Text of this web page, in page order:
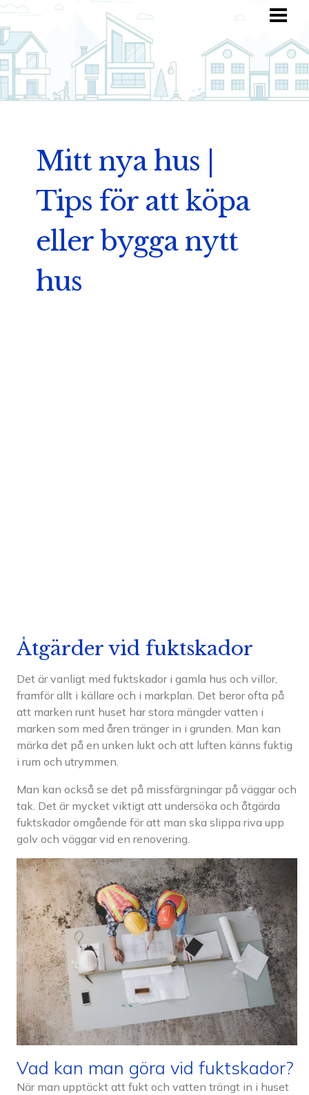
HITTA INSPIRATION
TOTALKOSTNAD
ANVÄND DIN FANTASI
Mitt nya hus |
Tips för att köpa
eller bygga nytt
hus
Åtgärder vid fuktskador
Det är vanligt med fuktskador i gamla hus och villor,
framför allt i källare och i markplan. Det beror ofta på
att marken runt huset har stora mängder vatten i
marken som med åren tränger in i grunden. Man kan
märka det på en unken lukt och att luften känns fuktig
i rum och utrymmen.
Man kan också se det på missfärgningar på väggar och
tak. Det är mycket viktigt att undersöka och åtgärda
fuktskador omgående för att man ska slippa riva upp
golv och väggar vid en renovering.
Vad kan man göra vid fuktskador?
När man upptäckt att fukt och vatten trängt in i huset